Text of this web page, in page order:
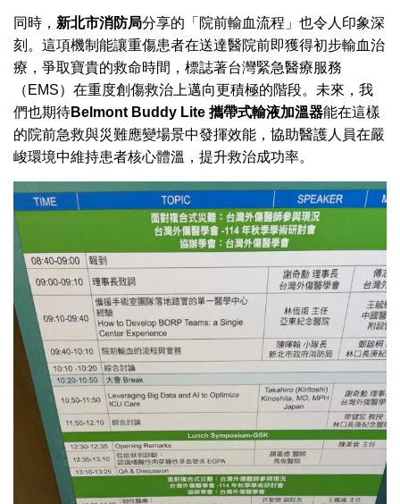
同時， 新北市消防局分享的「院前輸血流程」也令人印象深
刻。這項機制能讓重傷患者在送達醫院前即獲得初步輸血治
療，爭取寶貴的救命時間，標誌著台灣緊急醫療服務
（EMS）在重度創傷救治上邁向更積極的階段。未來，我
們也期待Belmont Buddy Lite 攜帶式輸液加溫器能在這樣
的院前急救與災難應變場景中發揮效能，協助醫護人員在嚴
峻環境中維持患者核心體溫，提升救治成功率。